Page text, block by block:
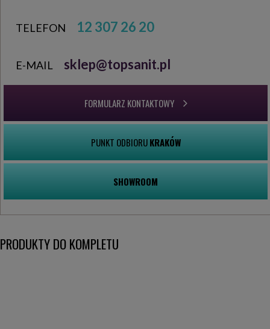
TELEFON 12 307 26 20
E-MAIL sklep@topsanit.pl
FORMULARZ KONTAKTOWY
PUNKT ODBIORUKRAKÓW
SHOWROOM
PRODUKTY DO KOMPLETU